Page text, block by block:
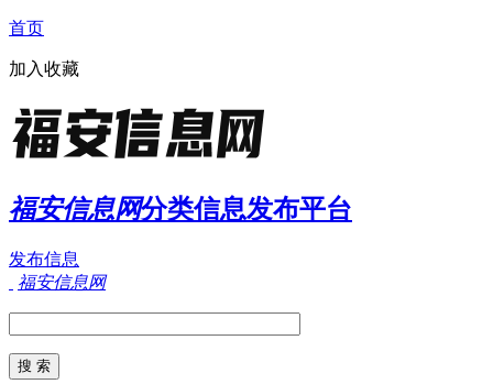
首页
加入收藏
福安信息网分类信息发布平台
发布信息
福安信息网